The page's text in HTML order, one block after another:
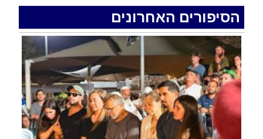
.
רכב התנגש במעקה בטיחות בכביש 90 בסמוך לעין
חצבה. פצועים
איציק נועם מייסד מקומו ערב ערב נפטר
הסיפורים האחרונים